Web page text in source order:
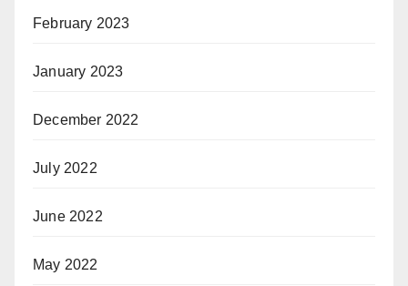
February 2023
January 2023
December 2022
July 2022
June 2022
May 2022